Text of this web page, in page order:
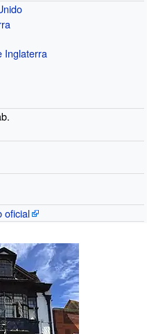
Inglaterra
oficial